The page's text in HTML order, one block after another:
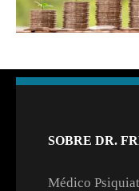
SOBRE DR.
Médico